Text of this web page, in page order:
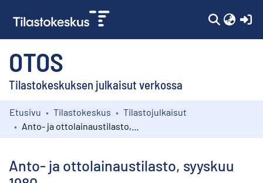
OTOS
Tilastokeskuksen julkaisut verkossa
Kokoelmat
Etusivu Tilastokeskus
Tilastojulkaisut
Anto- ja ottolainaustilasto, syyskuu